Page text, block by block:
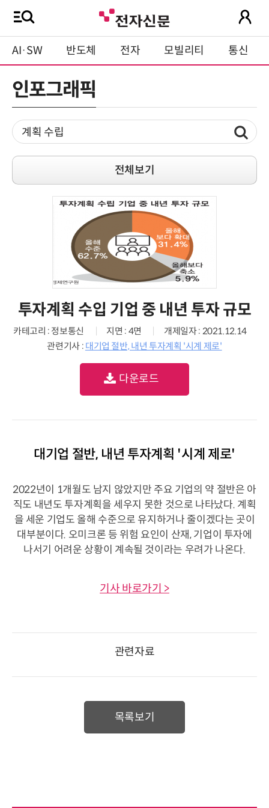
AI·SW 반도체 전자 모빌리티 통신
인포그래픽
전체보기
투자계획 수입 기업 중 내년 투자 규모
카테고리 : 정보통신 지면 : 4면
개제일자 : 2021.12.14
관련기사 : 대기업 절반, 내년 투자계획 '시계 제로'
다운로드
대기업 절반, 내년 투자계획 '시계 제로'
2022년이 1개월도 남지 않았지만 주요 기업의 약 절반은 아
직도 내년도 투자계획을 세우지 못한 것으로 나타났다. 계획
을 세운 기업도 올해 수준으로 유지하거나 줄이겠다는 곳이
대부분이다. 오미크론 등 위험 요인이 산재, 기업이 투자에
나서기 어려운 상황이 계속될 것이라는 우려가 나온다.
기사 바로가기 >
관련자료
목록보기